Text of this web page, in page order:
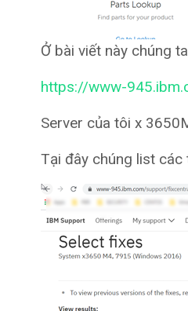
Ở bài viết này chúng
https://www-
Server của tôi x
Tại đây chúng list các